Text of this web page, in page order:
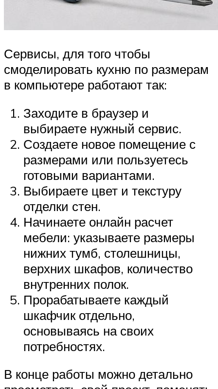
Сервисы, для того чтобы
смоделировать кухню по размерам
в компьютере работают так:
Заходите в браузер и
выбираете нужный сервис.
Создаете новое помещение с
размерами или пользуетесь
готовыми вариантами.
Выбираете цвет и текстуру
отделки стен.
Начинаете онлайн расчет
мебели: указываете размеры
нижних тумб, столешницы,
верхних шкафов, количество
внутренних полок.
Прорабатываете каждый
шкафчик отдельно,
основываясь на своих
потребностях.
В конце работы можно детально